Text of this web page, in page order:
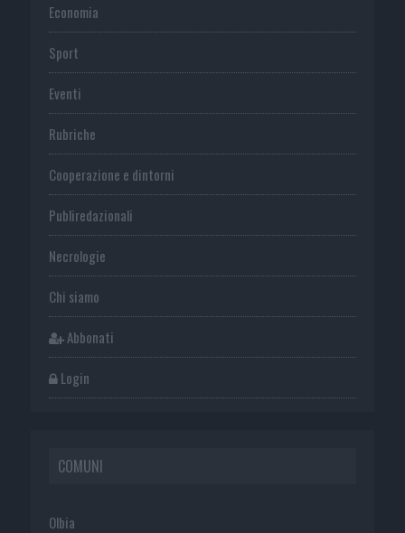
Economia
Sport
Eventi
Rubriche
Cooperazione e dintorni
Publiredazionali
Necrologie
Chi siamo
Abbonati
Login
COMUNI
Olbia